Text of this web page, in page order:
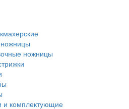
ножницы
и комплектующие